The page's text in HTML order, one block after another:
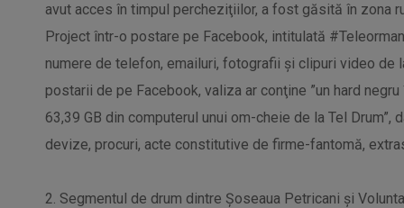
avut acces în timpul percheziţiilor, a fost găsită în zona
Project într-o postare pe Facebook, intitulată
numere de telefon, emailuri, fotografii şi clipuri video de
postarii de pe Facebook, valiza ar conţine ”un hard
63,39 GB din computerul unui om-cheie de la Tel Drum”,
devize, procuri, acte constitutive de firme-fantomă,
2. Segmentul de drum dintre Şoseaua Petricani şi